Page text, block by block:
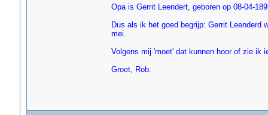
Opa is Gerrit Leendert, geboren op 08-04-
Dus als ik het goed begrijp: Gerrit Leenderd
mei.
Volgens mij 'moet' dat kunnen hoor of zie ik
Groet, Rob.